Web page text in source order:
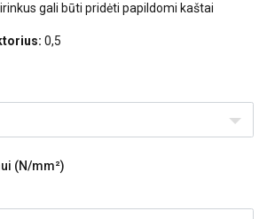
gali būti pridėti papildomi kaštai
0,5
(N/mm²)